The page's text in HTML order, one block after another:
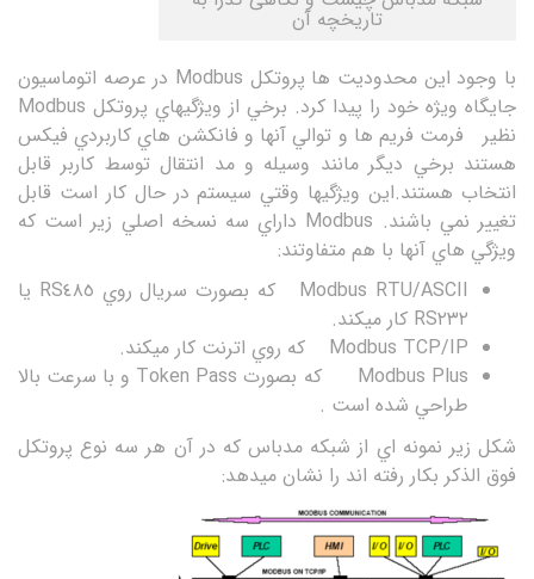
تاریخچه آن
با وجود اين محدوديت ها پروتکل Modbus در عرصه اتوماسيون
جايگاه ويژه خود را پيدا کرد. برخي از ويژگيهاي پروتکل Modbus
نظير فرمت فريم ها و توالي آنها و فانکشن هاي کاربردي فيکس
هستند برخي ديگر مانند وسيله و مد انتقال توسط کاربر قابل
انتخاب هستند.اين ويژگيها وقتي سيستم در حال کار است قابل
تغيير نمي باشند. Modbus داراي سه نسخه اصلي زير است که
ويژگي هاي آنها با هم متفاوتند:
Modbus RTU/ASCII که بصورت سريال روي RS٤٨٥ يا
RS٢٣٢ کار ميکند.
Modbus TCP/IP که روي اترنت کار ميکند.
Modbus Plus که بصورت Token Pass و با سرعت بالا
طراحي شده است .
شکل زير نمونه اي از شبکه مدباس که در آن هر سه نوع پروتکل
فوق الذکر بکار رفته اند را نشان ميدهد: